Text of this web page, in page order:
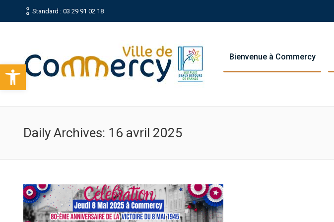
Ouvrir la barre d’outils
Standard : 03 29 91 02 18
Bienvenue à Commercy
Daily Archives: 16 avril 2025